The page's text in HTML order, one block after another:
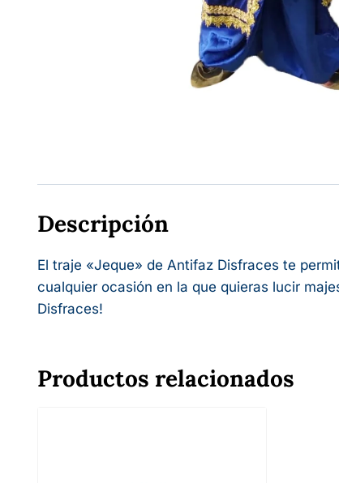
Descripción
El traje «Jeque» de Antifaz Disfraces te
cualquier ocasión en la que quieras lucir
Disfraces!
Productos relacionados